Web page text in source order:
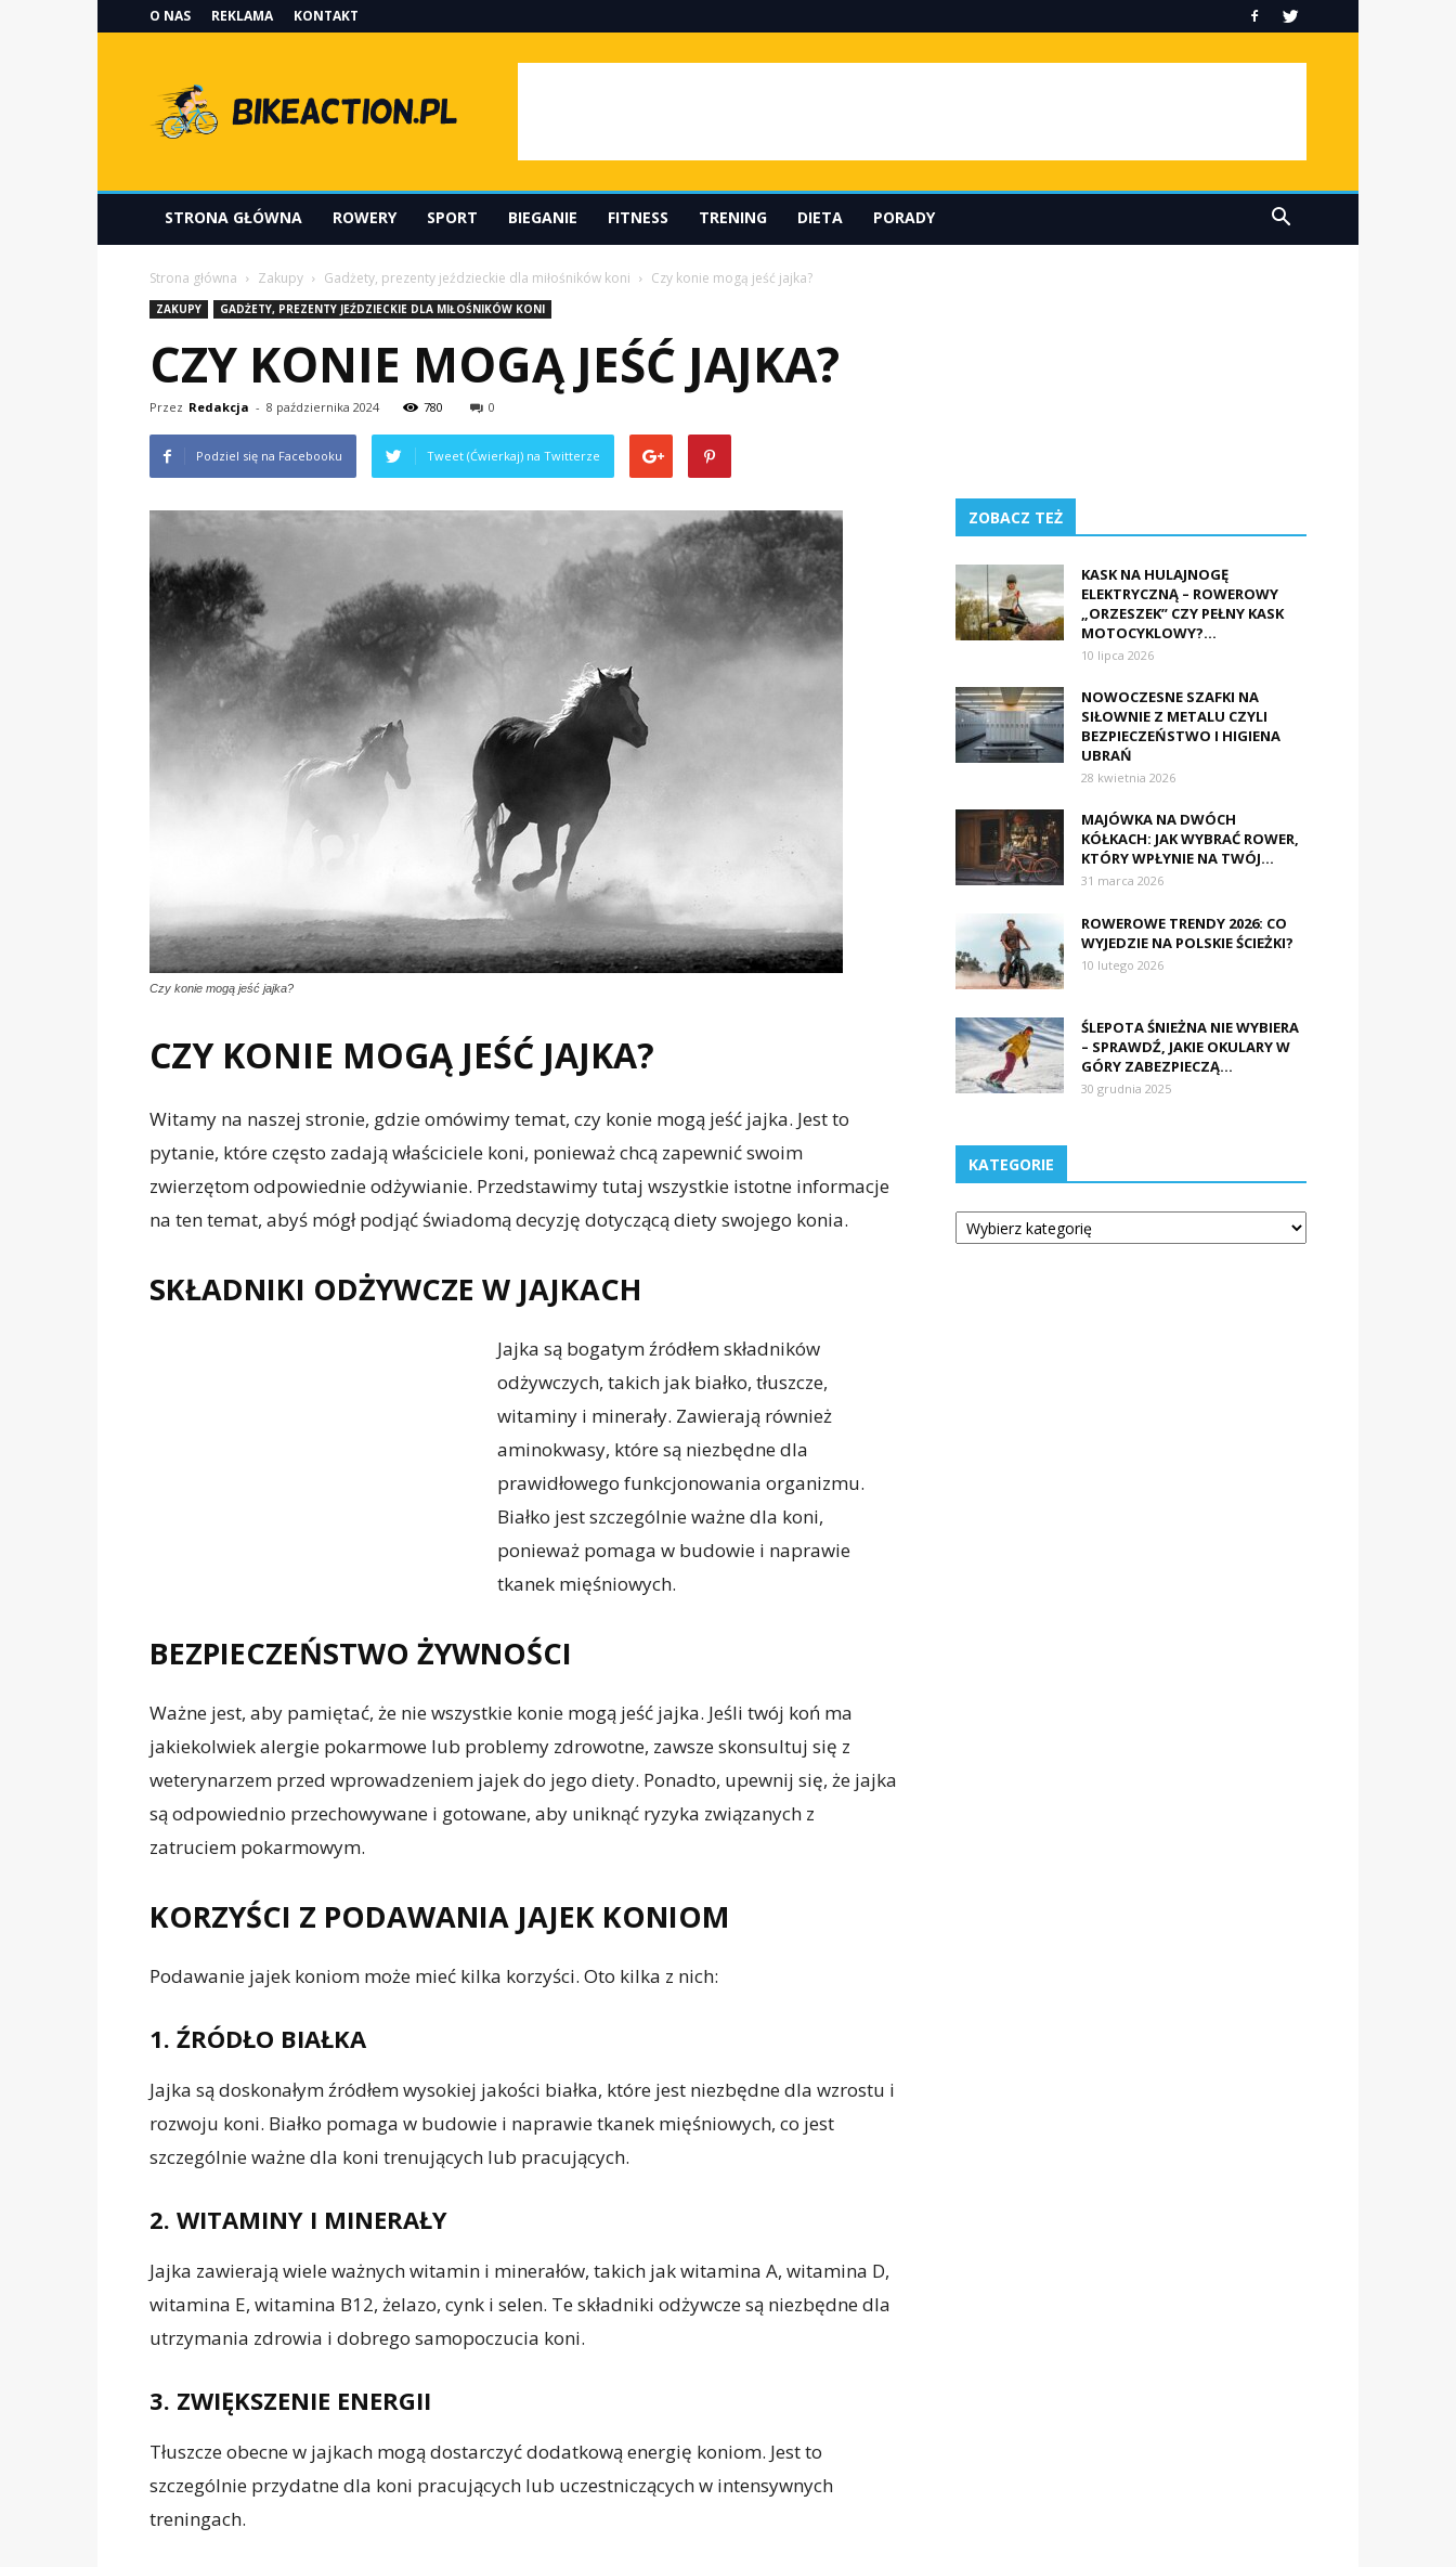
O NAS REKLAMA KONTAKT
STRONA GŁÓWNA ROWERY SPORT BIEGANIE FITNESS TRENING DIETA PORADY
Strona główna Zakupy Gadżety, prezenty jeździeckie dla miłośników koni Czy konie mogą jeść jajka?
ZAKUPY GADŻETY, PREZENTY JEŹDZIECKIE DLA MIŁOŚNIKÓW KONI
CZY KONIE MOGĄ JEŚĆ JAJKA?
Przez Redakcja - 8 października 2024 780 0
Podziel się na Facebooku Tweet (Ćwierkaj) na Twitterze
Czy konie mogą jeść jajka?
CZY KONIE MOGĄ JEŚĆ JAJKA?
Witamy na naszej stronie, gdzie omówimy temat, czy konie mogą jeść jajka. Jest to
pytanie, które często zadają właściciele koni, ponieważ chcą zapewnić swoim
zwierzętom odpowiednie odżywianie. Przedstawimy tutaj wszystkie istotne informacje
na ten temat, abyś mógł podjąć świadomą decyzję dotyczącą diety swojego konia.
SKŁADNIKI ODŻYWCZE W JAJKACH
Jajka są bogatym źródłem składników
odżywczych, takich jak białko, tłuszcze,
witaminy i minerały. Zawierają również
aminokwasy, które są niezbędne dla
prawidłowego funkcjonowania organizmu.
Białko jest szczególnie ważne dla koni,
ponieważ pomaga w budowie i naprawie
tkanek mięśniowych.
BEZPIECZEŃSTWO ŻYWNOŚCI
Ważne jest, aby pamiętać, że nie wszystkie konie mogą jeść jajka. Jeśli twój koń ma
jakiekolwiek alergie pokarmowe lub problemy zdrowotne, zawsze skonsultuj się z
weterynarzem przed wprowadzeniem jajek do jego diety. Ponadto, upewnij się, że jajka
są odpowiednio przechowywane i gotowane, aby uniknąć ryzyka związanych z
zatruciem pokarmowym.
KORZYŚCI Z PODAWANIA JAJEK KONIOM
Podawanie jajek koniom może mieć kilka korzyści. Oto kilka z nich:
1. ŹRÓDŁO BIAŁKA
Jajka są doskonałym źródłem wysokiej jakości białka, które jest niezbędne dla wzrostu i
rozwoju koni. Białko pomaga w budowie i naprawie tkanek mięśniowych, co jest
szczególnie ważne dla koni trenujących lub pracujących.
2. WITAMINY I MINERAŁY
Jajka zawierają wiele ważnych witamin i minerałów, takich jak witamina A, witamina D,
witamina E, witamina B12, żelazo, cynk i selen. Te składniki odżywcze są niezbędne dla
utrzymania zdrowia i dobrego samopoczucia koni.
3. ZWIĘKSZENIE ENERGII
Tłuszcze obecne w jajkach mogą dostarczyć dodatkową energię koniom. Jest to
szczególnie przydatne dla koni pracujących lub uczestniczących w intensywnych
treningach.
ZOBACZ TEŻ
KASK NA HULAJNOGĘ
ELEKTRYCZNĄ – ROWEROWY
„ORZESZEK” CZY PEŁNY KASK
MOTOCYKLOWY?...
10 lipca 2026
NOWOCZESNE SZAFKI NA
SIŁOWNIE Z METALU CZYLI
BEZPIECZEŃSTWO I HIGIENA
UBRAŃ
28 kwietnia 2026
MAJÓWKA NA DWÓCH
KÓŁKACH: JAK WYBRAĆ ROWER,
KTÓRY WPŁYNIE NA TWÓJ...
31 marca 2026
ROWEROWE TRENDY 2026: CO
WYJEDZIE NA POLSKIE ŚCIEŻKI?
10 lutego 2026
ŚLEPOTA ŚNIEŻNA NIE WYBIERA
– SPRAWDŹ, JAKIE OKULARY W
GÓRY ZABEZPIECZĄ...
30 grudnia 2025
KATEGORIE
Kategorie